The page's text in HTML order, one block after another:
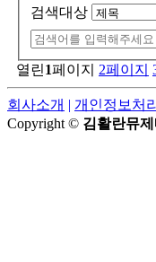
검색대상
열린1페이지 2페이지
회사소개 | 개인정보처
Copyright © 김활란뮤